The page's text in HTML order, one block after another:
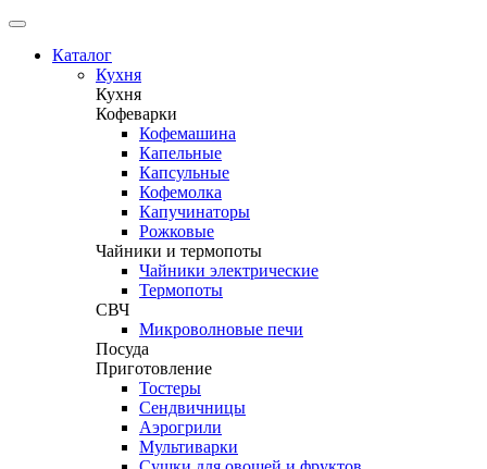
Каталог
Кухня
Кухня
Кофеварки
Кофемашина
Капельные
Капсульные
Кофемолка
Капучинаторы
Рожковые
Чайники и термопоты
Чайники электрические
Термопоты
СВЧ
Микроволновые печи
Посуда
Приготовление
Тостеры
Сендвичницы
Аэрогрили
Мультиварки